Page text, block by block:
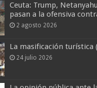
Ceuta: Trump,
pasan a la ofensiva
2 agosto 2026
La masificación turística
24 julio 2026